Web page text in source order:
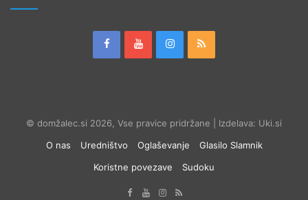
© domžalec.si 2026, Vse pravice pridržane | Izdelava: Uki.si
O nas
Uredništvo Oglaševanje
Glasilo Slamnik
Koristne povezave
Sudoku